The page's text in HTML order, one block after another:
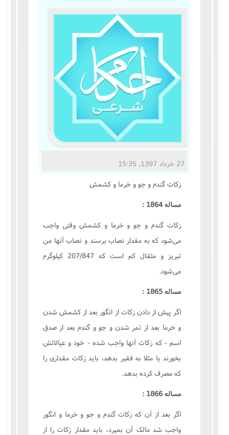
زندگی نامه مراجع تقلید
27 خرداد 1397, 15:35
زکات گندم و جو و خرما و کشمش
مساله 1864 :
زکات گندم و جو و خرما و کشمش وقتى واجب
مى‌شود که به مقدار نصاب برسند و نصاب آنها من
تبريز و مثقال کم است که 207/847 کيلوگرم
مى‌شود.
مساله 1865 :
اگر پيش از دادن زکات از انگور بعد از کشمش شدن
و خرما بعد از تمر شدن و جو و گندم بعد از صدق
اسم - که زکات آنها واجب شده - خود و عيالاتش
بخورند يا مثلا به فقير بدهد، بايد زکات مقدارى را
که مصرف کرده بدهد.
مساله 1866 :
اگر بعد از آن که زکات گندم و جو و خرما و انگور
واجب شد مالک آن بميرد، بايد مقدار زکات را از